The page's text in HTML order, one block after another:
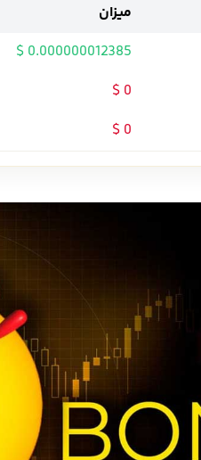
میزان
0.000000012385 $
0 $
0 $